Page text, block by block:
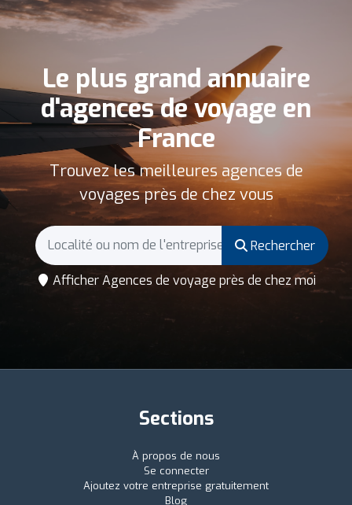
Le plus grand annuaire
d'agences de voyage en
France
Trouvez les meilleures agences de
voyages près de chez vous
Rechercher
Afficher Agences de voyage près de chez moi
Sections
À propos de nous
Se connecter
Ajoutez votre entreprise gratuitement
Blog